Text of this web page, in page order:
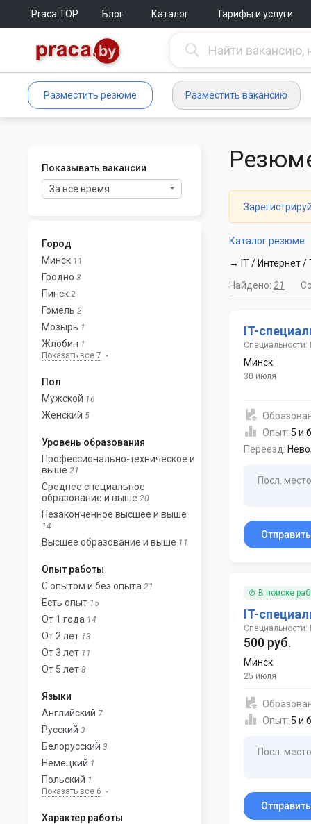
Praca.TOP Блог Каталог Тарифы и услуги
Разместить резюме Разместить вакансию
Показывать вакансии
За все время
Город
Минск 11
Гродно 3
Пинск 2
Гомель 2
Мозырь 1
Жлобин 1
Показать все 7
Пол
Мужской 16
Женский 5
Уровень образования
Профессионально-техническое и
выше 21
Среднее специальное
образование и выше 20
Незаконченное высшее и выше
14
Высшее образование и выше 11
Опыт работы
С опытом и без опыта 21
Есть опыт 15
От 1 года 14
От 2 лет 13
От 3 лет 11
От 5 лет 8
Языки
Английский 7
Русский 3
Белорусский 3
Немецкий 1
Польский 1
Показать все 6
Характер работы
Каталог резюме
→ IT / Интернет /
Найдено: 21
IT-
Специальности:
Минск
30 июля
Опыт: 5 и
Переезд:
Посл.
В поиске
IT-
Специальности:
500 руб.
Минск
25 июля
Опыт: 5 и
Посл.